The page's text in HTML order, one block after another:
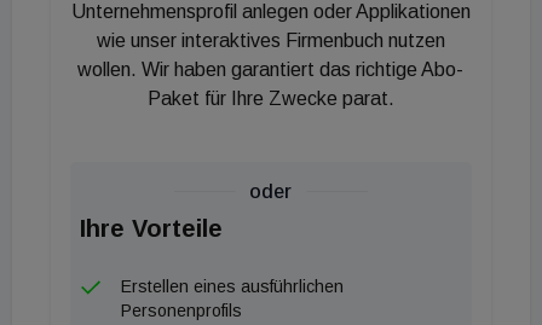
Hauptbahnhof/Neues Landgut. Hier in der
Braunspergengasse dürfen wir ein gefördertes
Projekt für soziales betreutes Wohnen der Caritas
umsetzen. Als gemeinnütziger Bauträger ist uns
gesamten Projektteam für die gute
Zusammenarbeit. Bisher verläuft alles gemäß
unserer Planung und wir hoffen auf eine ebenso
Unternehmensprofil anlegen oder Applikationen
wie unser interaktives Firmenbuch nutzen
wollen. Wir haben garantiert das richtige Abo-
Paket für Ihre Zwecke parat.
oder
Ihre Vorteile
Erstellen eines ausführlichen
Personenprofils